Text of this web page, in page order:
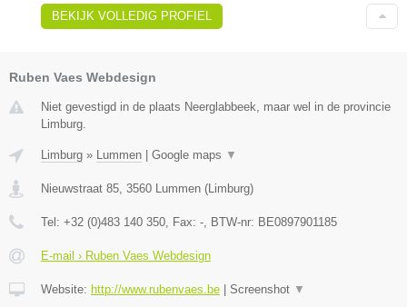
BEKIJK VOLLEDIG PROFIEL
Ruben Vaes Webdesign
Niet gevestigd in de plaats Neerglabbeek, maar wel in de provincie
Limburg.
Limburg » Lummen Google maps ▼
Nieuwstraat 85, 3560 Lummen (Limburg)
Tel: +32 (0)483 140 350, Fax: -, BTW-nr: BE0897901185
E-mail › Ruben Vaes Webdesign
Website: http://www.rubenvaes.be Screenshot ▼